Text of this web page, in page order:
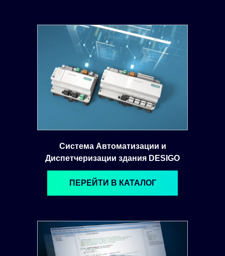
Система Автоматизации и
Диспетчеризации здания DESIGO
ПЕРЕЙТИ В КАТАЛОГ